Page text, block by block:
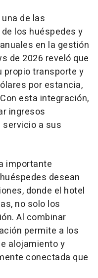
de las
los huéspedes y
en la gestión
de 2026 reveló que
propio transporte y
por estancia,
esta integración,
ingresos
a sus
importante
desean
donde el hotel
no solo los
Al combinar
permite a los
alojamiento y
conectada que